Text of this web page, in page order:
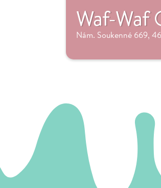
Waf-Waf
Nám. Soukenné 669,